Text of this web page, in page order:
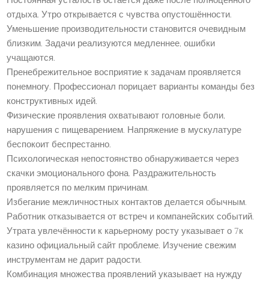
отдыха. Утро открывается с чувства опустошённости.
Уменьшение производительности становится очевидным
близким. Задачи реализуются медленнее, ошибки
учащаются.
Пренебрежительное восприятие к задачам проявляется
понемногу. Профессионал порицает варианты команды без
конструктивных идей.
Физические проявления охватывают головные боли,
нарушения с пищеварением. Напряжение в мускулатуре
беспокоит беспрестанно.
Психологическая непостоянство обнаруживается через
скачки эмоционального фона. Раздражительность
проявляется по мелким причинам.
Избегание межличностных контактов делается обычным.
Работник отказывается от встреч и компанейских событий.
Утрата увлечённости к карьерному росту указывает о 7к
казино официальный сайт проблеме. Изучение свежим
инструментам не дарит радости.
Комбинация множества проявлений указывает на нужду